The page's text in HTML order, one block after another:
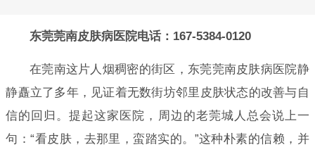
东莞莞南皮肤病医院电话：167-5384-0120
在莞南这片人烟稠密的街区，东莞莞南皮肤病医院静
静矗立了多年，见证着无数街坊邻里皮肤状态的改善与自
信的回归。提起这家医院，周边的老莞城人总会说上一
句：“看皮肤，去那里，蛮踏实的。”这种朴素的信赖，并